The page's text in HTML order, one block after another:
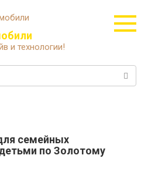
и технологии!
семейных
по Золотому